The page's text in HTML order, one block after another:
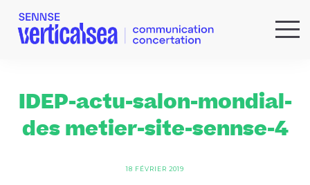
ACTUS & IDÉES
IDEP-actu-salon-mondial-
des metier-site-sennse-4
18 FÉVRIER 2019